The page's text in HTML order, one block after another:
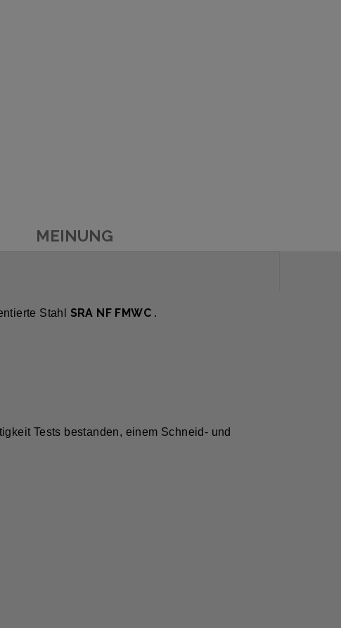
MEINUNG
Stahl SRA NF FMWC .
Tests bestanden, einem Schneid- und